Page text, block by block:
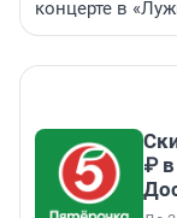
концерте в
₽